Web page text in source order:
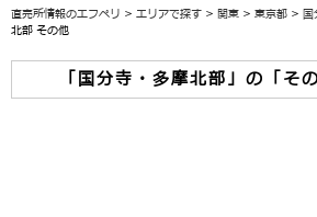
直売所情報のエフペリ > エリアで探す > 関東 > 東京都 > 国
北部 その他
「国分寺・多摩北部」の「そ